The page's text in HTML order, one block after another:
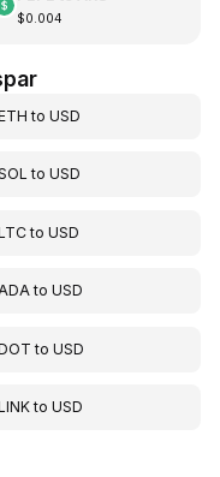
$0.004
toUSD
toUSD
toUSD
toUSD
toUSD
toUSD